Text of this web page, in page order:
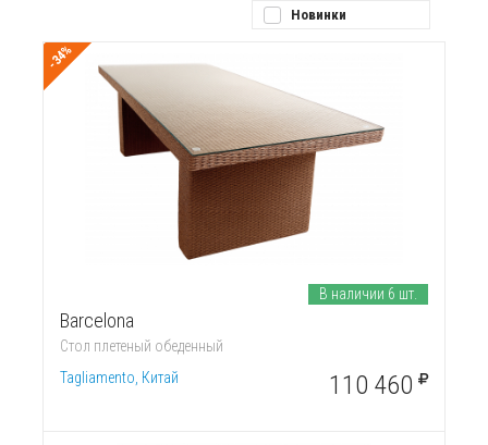
Новинки
-34%
Barcelona
Стол плетеный обеденный
Tagliamento, Китай
В наличии 6 шт.
110 460